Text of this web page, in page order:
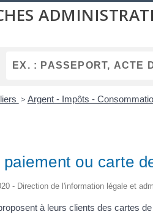
> Argent - Impôts -
ou carte
- Direction de l'information légale et
à leurs clients des cartes